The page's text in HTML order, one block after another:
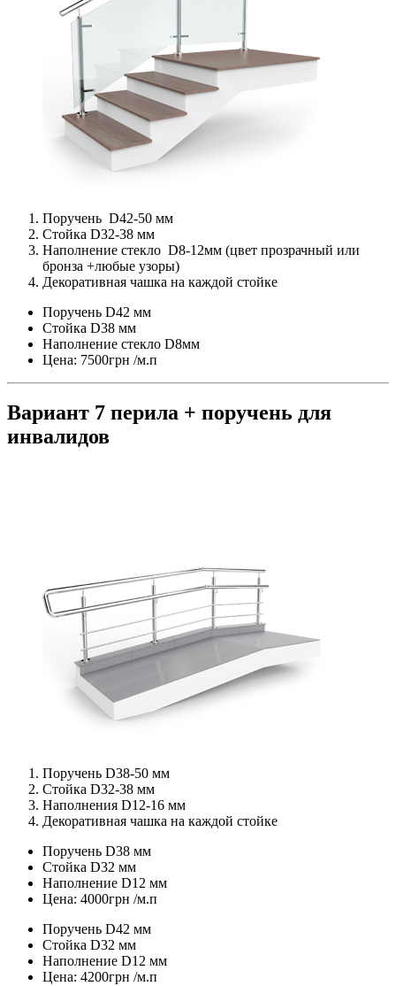
Поручень D42-50 мм
Стойка D32-38 мм
Наполнение стекло D8-12мм (цвет прозрачный или
бронза +любые узоры)
Декоративная чашка на каждой стойке
Поручень D42 мм
Стойка D38 мм
Наполнение стекло D8мм
Цена: 7500грн /м.п
Вариант 7 перила + поручень для
инвалидов
Поручень D38-50 мм
Стойка D32-38 мм
Наполнения D12-16 мм
Декоративная чашка на каждой стойке
Поручень D38 мм
Стойка D32 мм
Наполнение D12 мм
Цена: 4000грн /м.п
Поручень D42 мм
Стойка D32 мм
Наполнение D12 мм
Цена: 4200грн /м.п